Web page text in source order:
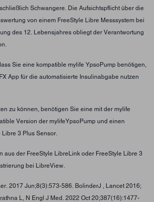
Schwangere. Die Aufsichtspflicht über die
von einem FreeStyle Libre Messsystem bei
des 12. Lebensjahres obliegt der Verantwortung
Sie eine kompatible mylife YpsoPump benötigen,
App für die automatisierte Insulinabgabe nutzen
zu können, benötigen Sie eine mit der mylife
Version der mylifeYpsoPump und einen
3 Plus Sensor.
aus der FreeStyle LibreLink oder FreeStyle Libre 3
bei LibreView.
2017 Jun;8(3):573-586. BolinderJ , Lancet 2016;
L, N Engl J Med. 2022 Oct 20;387(16):1477-